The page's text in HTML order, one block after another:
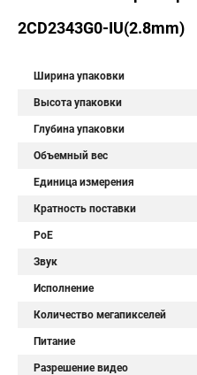
2CD2343G0-IU(2.8mm)
Ширина упаковки
Высота упаковки
Глубина упаковки
Объемный вес
Единица измерения
Кратность поставки
PoE
Звук
Исполнение
Количество мегапикселей
Питание
Разрешение видео